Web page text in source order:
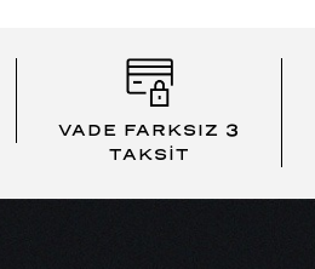
VADE FARKSIZ 3
TAKSİT